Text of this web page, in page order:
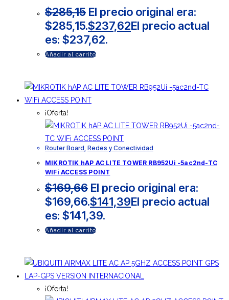
$285,15 El precio original era:
$285,15.$237,62El precio actual
es: $237,62.
Añadir al carrito
¡Oferta!
Router Board Redes y Conectividad
MIKROTIK hAP AC LITE TOWER RB952Ui -5ac2nd-TC
WIFi ACCESS POINT
$169,66 El precio original era:
$169,66.$141,39El precio actual
es: $141,39.
Añadir al carrito
¡Oferta!